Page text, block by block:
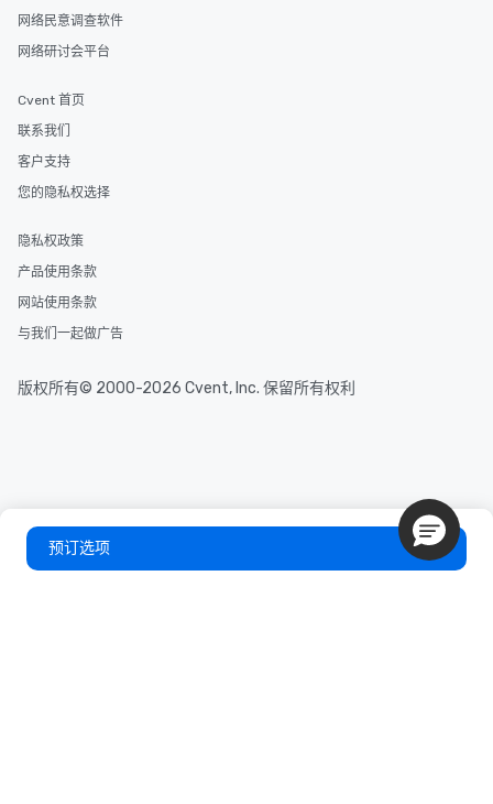
预订选项
网络民意调查软件
网络研讨会平台
Cvent 首页
联系我们
客户支持
您的隐私权选择
隐私权政策
产品使用条款
网站使用条款
与我们一起做广告
版权所有© 2000-2026 Cvent, Inc. 保留所有权利